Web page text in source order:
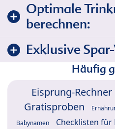
Optimale
berechnen:
Exklusive
Häufig
Eisprung-Rechner
Gratisproben
Babynamen Checklisten für